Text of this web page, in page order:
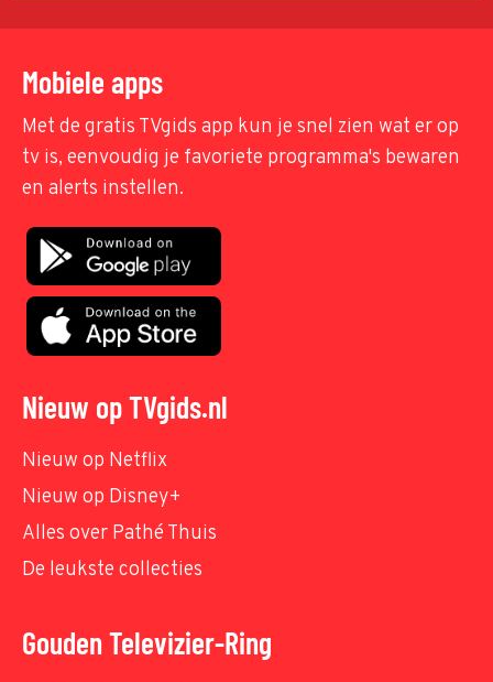
Mobiele apps
Met de gratis TVgids app kun je snel zien wat er op
tv is, eenvoudig je favoriete programma's bewaren
en alerts instellen.
Nieuw op TVgids.nl
Nieuw op Netflix
Nieuw op Disney+
Alles over Pathé Thuis
De leukste collecties
Gouden Televizier-Ring